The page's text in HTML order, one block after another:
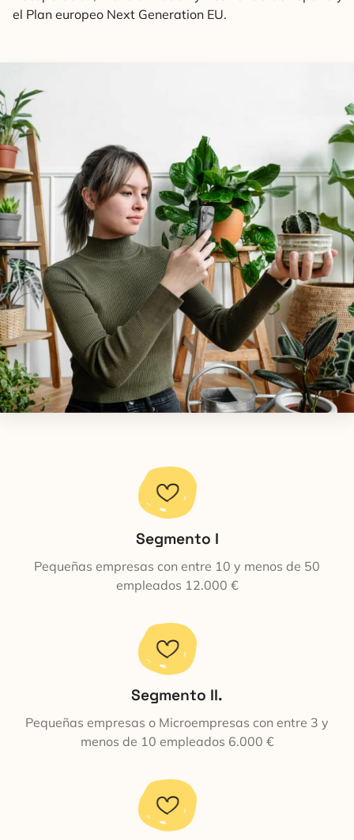
el Plan europeo Next Generation EU.
Segmento I
Pequeñas empresas con entre 10 y menos de 50
empleados 12.000 €
Segmento II.
Pequeñas empresas o Microempresas con entre 3 y
menos de 10 empleados 6.000 €